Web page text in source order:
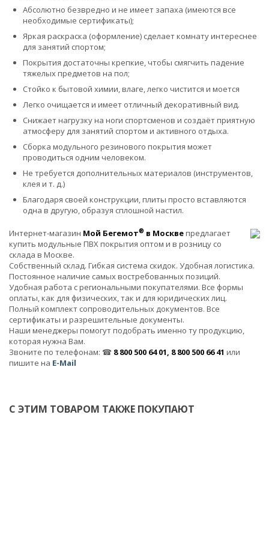
Абсолютно безвредно и не имеет запаха (имеются все
необходимые сертификаты);
Яркая раскраска (оформление) сделает комнату интереснее
для занятий спортом;
Покрытия достаточны крепкие, чтобы смягчить падение
тяжелых предметов на пол;
Стойко к бытовой химии, влаге, легко чистится и моется
Легко очищается и имеет отличный декоративный вид.
Снижает нагрузку на ноги спортсменов и создаёт приятную
атмосферу для занятий спортом и активного отдыха.
Сборка модульного резинового покрытия может
проводиться одним человеком.
Не требуется дополнительных материалов (инструментов,
клея и т. д.)
Благодаря своей конструкции, плиты просто вставляются
одна в другую, образуя сплошной настил.
Интернет-магазин Мой Бегемот® в Москвепредлагает
купить модульные ПВХ покрытия оптом и в розницу со
склада в Москве.
Собственный склад. Гибкая система скидок. Удобная логистика.
Постоянное наличие самых востребованных позиций.
Удобная работа с региональными покупателями. Все формы
оплаты, как для физических, так и для юридических лиц.
Полный комплект сопроводительных документов. Все
сертификаты и разрешительные документы.
Наши менеджеры помогут подобрать именно ту продукцию,
которая нужна Вам.
Звоните по телефонам: ☎ 8 800 500 64 01, 8 800 500 66 41 или
пишите на E-Mail
С ЭТИМ ТОВАРОМ ТАКЖЕ ПОКУПАЮТ